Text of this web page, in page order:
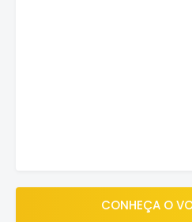
CONHEÇA O